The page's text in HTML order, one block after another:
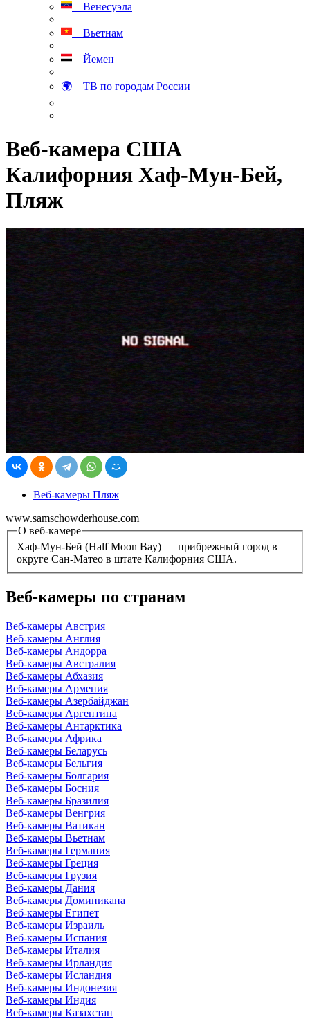
Венесуэла
Вьетнам
Йемен
🌍 ТВ по городам России
Веб-камера США
Калифорния Хаф-Мун-Бей,
Пляж
Веб-камеры Пляж
www.samschowderhouse.com
О веб-камере
Хаф-Мун-Бей (Half Moon Bay) — прибрежный город в
округе Сан-Матео в штате Калифорния США.
Веб-камеры по странам
Веб-камеры Австрия
Веб-камеры Англия
Веб-камеры Андорра
Веб-камеры Австралия
Веб-камеры Абхазия
Веб-камеры Армения
Веб-камеры Азербайджан
Веб-камеры Аргентина
Веб-камеры Антарктика
Веб-камеры Африка
Веб-камеры Беларусь
Веб-камеры Бельгия
Веб-камеры Болгария
Веб-камеры Босния
Веб-камеры Бразилия
Веб-камеры Венгрия
Веб-камеры Ватикан
Веб-камеры Вьетнам
Веб-камеры Германия
Веб-камеры Греция
Веб-камеры Грузия
Веб-камеры Дания
Веб-камеры Доминикана
Веб-камеры Египет
Веб-камеры Израиль
Веб-камеры Испания
Веб-камеры Италия
Веб-камеры Ирландия
Веб-камеры Исландия
Веб-камеры Индонезия
Веб-камеры Индия
Веб-камеры Казахстан